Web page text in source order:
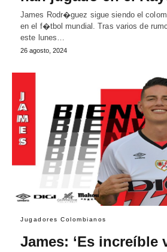
James Rodr�guez sigue siendo el
en el f�tbol mundial. Tras varios de
este lunes…
26 agosto, 2024
Jugadores Colombianos
James: ‘Es increíble